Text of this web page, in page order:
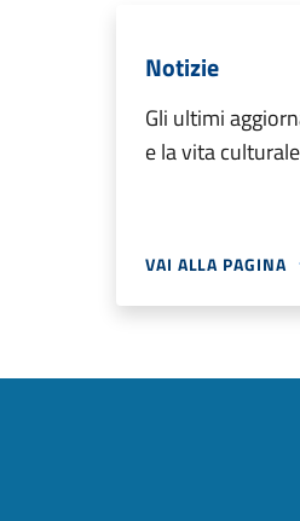
Notizie
Gli ultimi
e la vita
VAI ALLA PAGINA